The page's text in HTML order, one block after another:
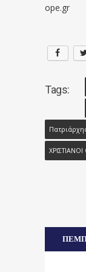
ope.gr
Tags: